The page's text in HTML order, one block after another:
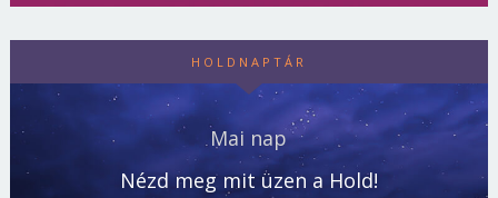
HOLDNAPTÁR
Mai nap
Nézd meg mit üzen a Hold!